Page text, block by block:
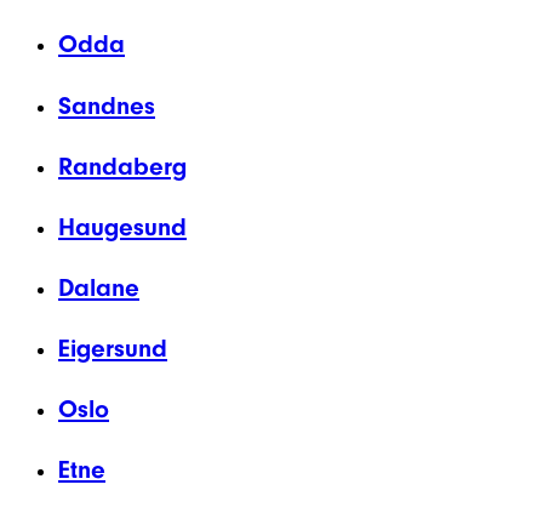
Odda
Sandnes
Randaberg
Haugesund
Dalane
Eigersund
Oslo
Etne